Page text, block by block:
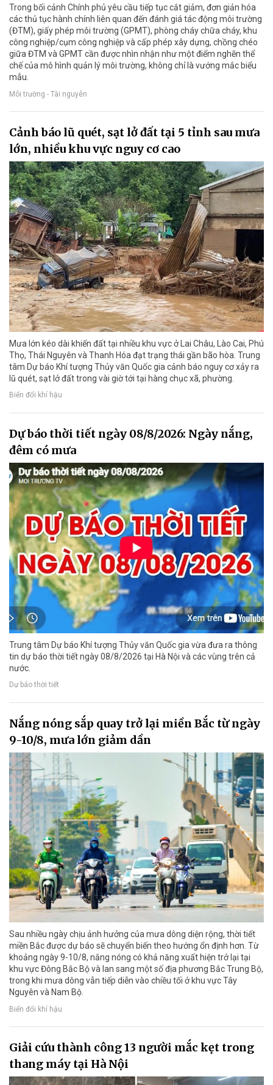
Trong bối cảnh Chính phủ yêu cầu tiếp tục cắt giảm, đơn giản hóa
các thủ tục hành chính liên quan đến đánh giá tác động môi trường
(ĐTM), giấy phép môi trường (GPMT), phòng cháy chữa cháy, khu
công nghiệp/cụm công nghiệp và cấp phép xây dựng, chồng chéo
giữa ĐTM và GPMT cần được nhìn nhận như một điểm nghẽn thể
chế của mô hình quản lý môi trường, không chỉ là vướng mắc biểu
mẫu.
Môi trường - Tài nguyên
Cảnh báo lũ quét, sạt lở đất tại 5 tỉnh sau mưa
lớn, nhiều khu vực nguy cơ cao
Mưa lớn kéo dài khiến đất tại nhiều khu vực ở Lai Châu, Lào Cai, Phú
Thọ, Thái Nguyên và Thanh Hóa đạt trạng thái gần bão hòa. Trung
tâm Dự báo Khí tượng Thủy văn Quốc gia cảnh báo nguy cơ xảy ra
lũ quét, sạt lở đất trong vài giờ tới tại hàng chục xã, phường.
Biến đổi khí hậu
Dự báo thời tiết ngày 08/8/2026: Ngày nắng,
đêm có mưa
Trung tâm Dự báo Khí tượng Thủy văn Quốc gia vừa đưa ra thông
tin dự báo thời tiết ngày 08/8/2026 tại Hà Nội và các vùng trên cả
nước.
Dự báo thời tiết
Nắng nóng sắp quay trở lại miền Bắc từ ngày
9-10/8, mưa lớn giảm dần
Sau nhiều ngày chịu ảnh hưởng của mưa dông diện rộng, thời tiết
miền Bắc được dự báo sẽ chuyển biến theo hướng ổn định hơn. Từ
khoảng ngày 9-10/8, nắng nóng có khả năng xuất hiện trở lại tại
khu vực Đông Bắc Bộ và lan sang một số địa phương Bắc Trung Bộ,
trong khi mưa dông vẫn tiếp diễn vào chiều tối ở khu vực Tây
Nguyên và Nam Bộ.
Biến đổi khí hậu
Giải cứu thành công 13 người mắc kẹt trong
thang máy tại Hà Nội